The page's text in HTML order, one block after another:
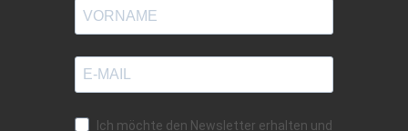
Ich möchte den Newsletter erhalten und